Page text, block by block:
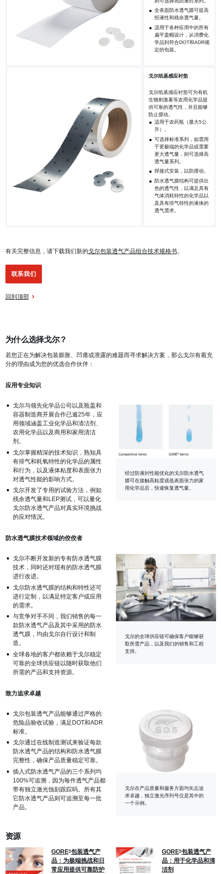
全表面防水透气膜可提高
拒液性和残余透气量。
适用于各种应用中的所有
扁平盖帽设计，从消费化
学品到符合DOT和ADR规
定的包装。
戈尔纸基感应衬垫
戈尔纸基感应衬垫可为有机
生物刺激素等农用化学品提
供可靠的透气性，并且能够
防止擅动。
适用于农药瓶（最大5公
升）。
可选择标准系列，如需用
于更极端的化学品或需要
更大透气量，则可选择高
透气量系列。
焊接式安装，以防擅动。
防水透气膜结构可提供出
色的透气性，以满足具有
气体消耗特性的化学品以
及具有排气特性的液体的
透气需求。
有关完整信息，请下载我们新的戈尔包装透气产品组合技术规格书。
联系我们
回到顶部
为什么选择戈尔？
若您正在为解决包装膨胀、凹瘪或泄露的难题而寻求解决方案，那么戈尔有着充
分的理由成为您的优选合作伙伴：
应用专业知识
戈尔与领先化学品公司以及瓶盖和
容器制造商开展合作已逾25年，应
用领域涵盖工业化学品和清洁剂、
农用化学品以及商用和家用清洁
剂。
戈尔掌握精深的技术知识，熟知具
有排气和耗氧特性的化学品的属性
和行为，以及液体粘度和表面张力
对透气性能的影响方式。
戈尔开发了专用的试验方法，例如
残余透气量和LEP测试，可以量化
戈尔防水透气产品对真实环境挑战
的应对情况。
经过防液封性能优化的戈尔防水透气
膜可在接触高粘度或低表面张力的家
用化学品后，快速恢复透气量。
防水透气膜技术领域的佼佼者
戈尔不断开发新的专有防水透气膜
技术，同时还对现有的防水透气膜
进行改进。
戈尔防水透气膜的结构和特性还可
进行定制，以满足特定客户或应用
的需求。
与竞争对手不同，我们销售的每一
款防水透气产品及其中采用的防水
透气膜，均由戈尔自行设计和制
造。
全球各地的客户都依赖于戈尔稳定
可靠的全球供应链以随时获取他们
所需的产品和支持资源。
戈尔的全球供应链可确保客户能够获
取所需产品，以及我们的销售和工程
支持。
致力追求卓越
戈尔包装透气产品能够通过严格的
危险品验收试验，满足DOT和ADR
标准。
戈尔通过在线制造测试来验证每款
防水透气产品的结构和防水透气膜
完整性，确保产品质量稳定可靠。
插入式防水透气产品的三个系列均
100%可追溯，因为每件透气产品都
带有独立激光蚀刻跟踪码。所有其
它防水透气产品则可追溯至每一批
产品。
戈尔在产品质量和服务方面均矢志追
求卓越，独立激光序列号仅是其中的
一个示例。
资源
GORE®包装透气产
品：为极端挑战和日
常应用提供可靠防护
GORE®包装透气产
品：用于化学品和清
洁剂